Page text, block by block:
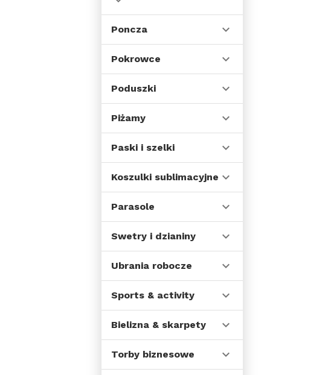
Poncza
Pokrowce
Poduszki
Piżamy
Paski i szelki
Koszulki sublimacyjne
Parasole
Swetry i dzianiny
Ubrania robocze
Sports & activity
Bielizna & skarpety
Torby biznesowe